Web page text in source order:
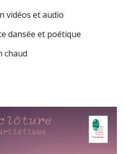
vidéos et audio
dansée et poétique
chaud